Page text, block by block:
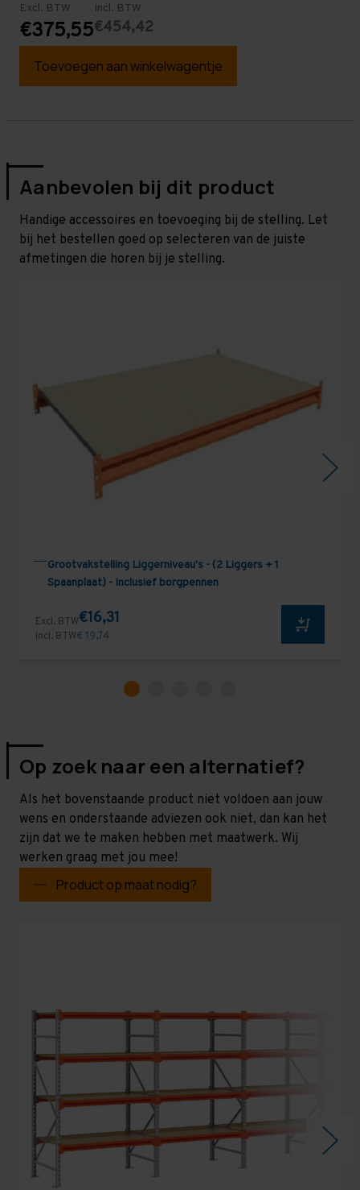
Excl. BTW
€375,55
Incl. BTW
€454,42
Toevoegen aan winkelwagentje
Aanbevolen bij dit product
Handige accessoires en toevoeging bij de stelling. Let
bij het bestellen goed op selecteren van de juiste
afmetingen die horen bij je stelling.
Grootvakstelling Liggerniveau's - (2 Liggers + 1
Spaanplaat) - Inclusief borgpennen
Excl. BTW€16,31
Incl. BTW€ 19,74
Op zoek naar een alternatief?
Als het bovenstaande product niet voldoen aan jouw
wens en onderstaande adviezen ook niet, dan kan het
zijn dat we te maken hebben met maatwerk. Wij
werken graag met jou mee!
Product op maat nodig?